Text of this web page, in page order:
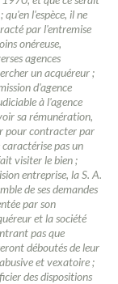
l'espèce, il ne
par l'entremise
onéreuse,
agences
un acquéreur ;
d'agence
à l'agence
sa rémunération,
pour contracter par
pas un
visiter le bien ;
entreprise, la S. A.
de ses demandes
par son
et la société
pas que
déboutés de leur
et vexatoire ;
des dispositions